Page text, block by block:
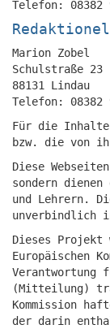
Telefon: 08382
Marion Zobel
Schulstraße 23
88131 Lindau
Telefon: 08382
Für die
bzw. die von
Diese
sondern
und Lehrern.
unverbindlich
Dieses Projekt
Europäischen
(Mitteilung)
Kommission
der darin